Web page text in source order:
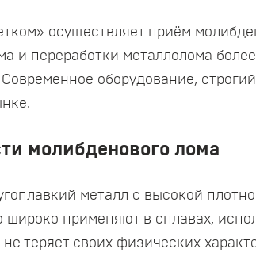
осуществляет приём
и переработки металлолома
оборудование,
молибденового лома
металл с высокой
широко применяют в сплавах,
теряет своих физических